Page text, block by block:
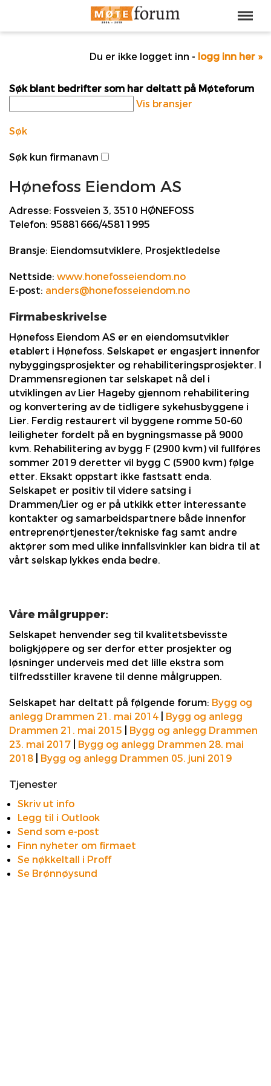
Du er ikke logget inn - logg inn her »
Søk blant bedrifter som har deltatt på Møteforum
Vis bransjer
Søk
Søk kun firmanavn
Hønefoss Eiendom AS
Adresse: Fossveien 3, 3510 HØNEFOSS
Telefon: 95881666/45811995
Bransje: Eiendomsutviklere, Prosjektledelse
Nettside: www.honefosseiendom.no
E-post: anders@honefosseiendom.no
Firmabeskrivelse
Hønefoss Eiendom AS er en eiendomsutvikler
etablert i Hønefoss. Selskapet er engasjert innenfor
nybyggingsprosjekter og rehabiliteringsprosjekter. I
Drammensregionen tar selskapet nå del i
utviklingen av Lier Hageby gjennom rehabilitering
og konvertering av de tidligere sykehusbyggene i
Lier. Ferdig restaurert vil byggene romme 50-60
leiligheter fordelt på en bygningsmasse på 9000
kvm. Rehabilitering av bygg F (2900 kvm) vil fullføres
sommer 2019 deretter vil bygg C (5900 kvm) følge
etter. Eksakt oppstart ikke fastsatt enda.
Selskapet er positiv til videre satsing i
Drammen/Lier og er på utkikk etter interessante
kontakter og samarbeidspartnere både innenfor
entreprenørtjenester/tekniske fag samt andre
aktører som med ulike innfallsvinkler kan bidra til at
vårt selskap lykkes enda bedre.
Våre målgrupper:
Selskapet henvender seg til kvalitetsbevisste
boligkjøpere og ser derfor etter prosjekter og
løsninger underveis med det lille ekstra som
tilfredsstiller kravene til denne målgruppen.
Selskapet har deltatt på følgende forum: Bygg og
anlegg Drammen 21. mai 2014
Bygg og anlegg
Drammen 21. mai 2015
Bygg og anlegg Drammen
23. mai 2017
Bygg og anlegg Drammen 28. mai
2018
Bygg og anlegg Drammen 05. juni 2019
Tjenester
Skriv ut info
Legg til i Outlook
Send som e-post
Finn nyheter om firmaet
Se nøkkeltall i Proff
Se Brønnøysund